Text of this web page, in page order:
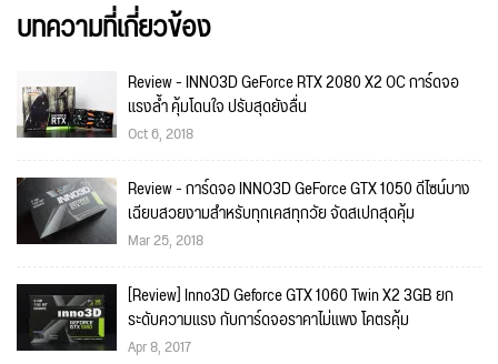
บทความที่เกี่ยวข้อง
Review - INNO3D GeForce RTX 2080 X2 OC การ์ดจอ
แรงล้ำ คุ้มโดนใจ ปรับสุดยังลื่น
Oct 6, 2018
Review - การ์ดจอ INNO3D GeForce GTX 1050 ดีไซน์บาง
เฉียบสวยงามสำหรับทุกเคสทุกวัย จัดสเปกสุดคุ้ม
Mar 25, 2018
[Review] Inno3D Geforce GTX 1060 Twin X2 3GB ยก
ระดับความแรง กับการ์ดจอราคาไม่แพง โคตรคุ้ม
Apr 8, 2017